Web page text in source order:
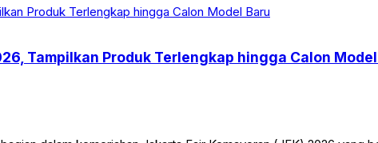
Tampilkan Produk Terlengkap hingga Calon